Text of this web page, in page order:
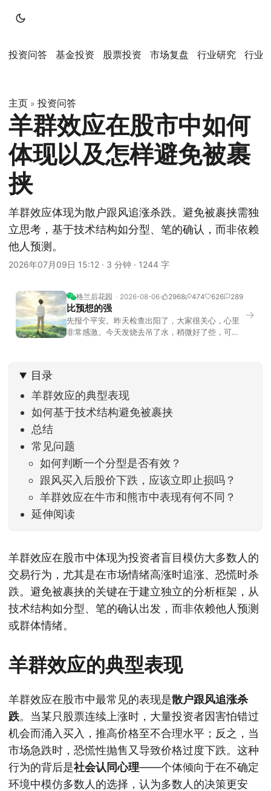
投资问答 基金投资 股票投资 市场复盘 行业研究 行业
主页 » 投资问答
羊群效应在股市中如何
体现以及怎样避免被裹
挟
羊群效应体现为散户跟风追涨杀跌。避免被裹挟需独
立思考，基于技术结构如分型、笔的确认，而非依赖
他人预测。
2026年07月09日 15:12 · 3 分钟 · 1244 字
格兰后花园 2026-08-06 2968 474 626 289
比预想的强
先报个平安。昨天检查出阳了，大家很关心，心里
非常感激。今天发烧去吊了水，稍微好了些，可没
去相差不大，但细看下来，跌幅超过3%的只有不到
→
目录
羊群效应的典型表现
如何基于技术结构避免被裹挟
总结
常见问题
如何判断一个分型是否有效？
跟风买入后股价下跌，应该立即止损吗？
羊群效应在牛市和熊市中表现有何不同？
延伸阅读
羊群效应在股市中体现为投资者盲目模仿大多数人的
交易行为，尤其是在市场情绪高涨时追涨、恐慌时杀
跌。避免被裹挟的关键在于建立独立的分析框架，从
技术结构如分型、笔的确认出发，而非依赖他人预测
或群体情绪。
羊群效应的典型表现
羊群效应在股市中最常见的表现是散户跟风追涨杀
跌。当某只股票连续上涨时，大量投资者因害怕错过
机会而涌入买入，推高价格至不合理水平；反之，当
市场急跌时，恐慌性抛售又导致价格过度下跌。这种
行为的背后是社会认同心理——个体倾向于在不确定
环境中模仿多数人的选择，认为多数人的决策更安